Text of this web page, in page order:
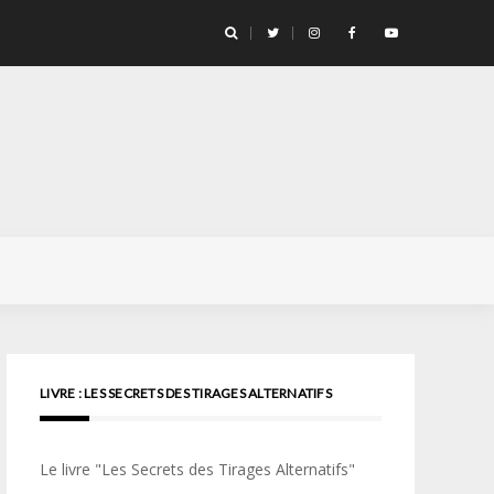
LIVRE : LES SECRETS DES TIRAGES ALTERNATIFS
Le livre "Les Secrets des Tirages Alternatifs"